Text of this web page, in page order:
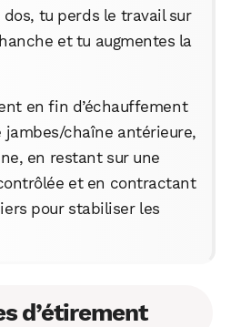
tu perds le travail sur
et tu augmentes la
en fin d’échauffement
jambes/chaîne antérieure,
en restant sur une
et en contractant
pour stabiliser les
d’étirement